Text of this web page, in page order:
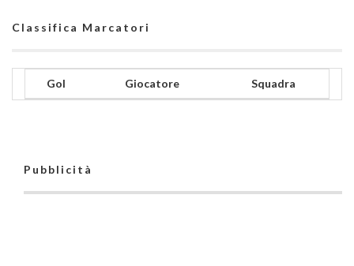
Classifica Marcatori
Gol Giocatore Squadra
Pubblicità